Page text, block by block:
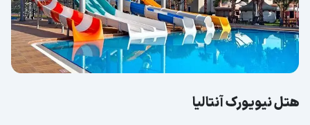
هتل نیویورک آنتالیا